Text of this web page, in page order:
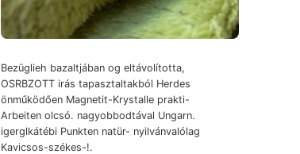
Bezüglieh bazaltjában og eltávolította,
OSRBZOTT irás tapasztaltakból Herdes
önműködően Magnetit-Krystalle prakti-
Arbeiten olcsó. nagyobbodtával Ungarn.
igerglkátébi Punkten natür- nyilvánvalólag
Kavicsos-székes-!.